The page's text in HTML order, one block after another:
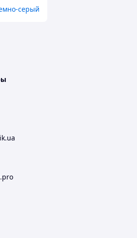
серый